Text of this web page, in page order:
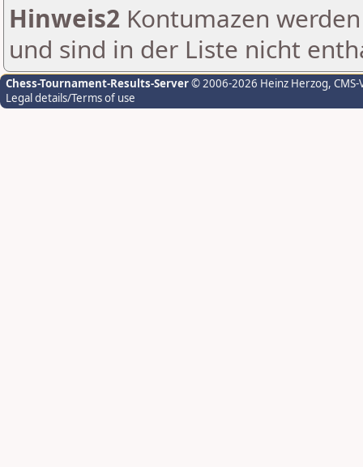
Hinweis2 Kontumazen
und sind in der Liste nicht
Chess-Tournament-Results-Server© 2006-2026 Heinz Herzog,
Legal details/Terms of use